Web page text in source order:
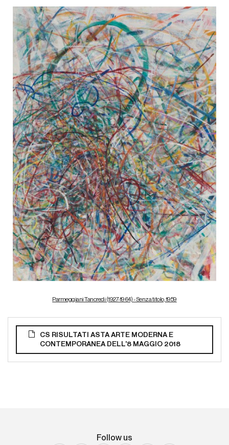
Parmeggiani Tancredi (1927-1964) - Senza titolo, 1959
CS RISULTATI ASTA ARTE MODERNA E
CONTEMPORANEA DELL'8 MAGGIO 2018
Follow us